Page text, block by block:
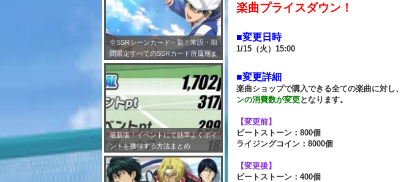
全SSRシーンカード一覧！常設・期
間限定すべてのSSRカード所属別ま
とめ！※2/4更新
最新版！イベントにて効率よくポイ
ントを獲得する方法まとめ
楽曲プライスダウン！
■変更日時
1/15（火）15:00
■変更詳細
楽曲ショップで購入できる全ての楽曲に対し、
ンの消費数が変更となります。
【変更前】
ビートストーン：800個
ライジングコイン：8000個
【変更後】
ビートストーン：400個